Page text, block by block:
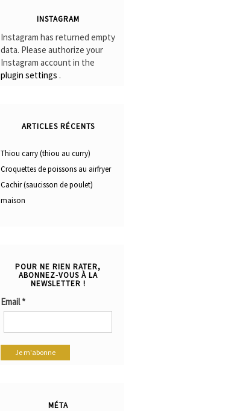
INSTAGRAM
Instagram has returned empty
data. Please authorize your
Instagram account in the
plugin settings .
ARTICLES RÉCENTS
Thiou carry (thiou au curry)
Croquettes de poissons au airfryer
Cachir (saucisson de poulet)
maison
POUR NE RIEN RATER,
ABONNEZ-VOUS À LA
NEWSLETTER !
Email*
MÉTA